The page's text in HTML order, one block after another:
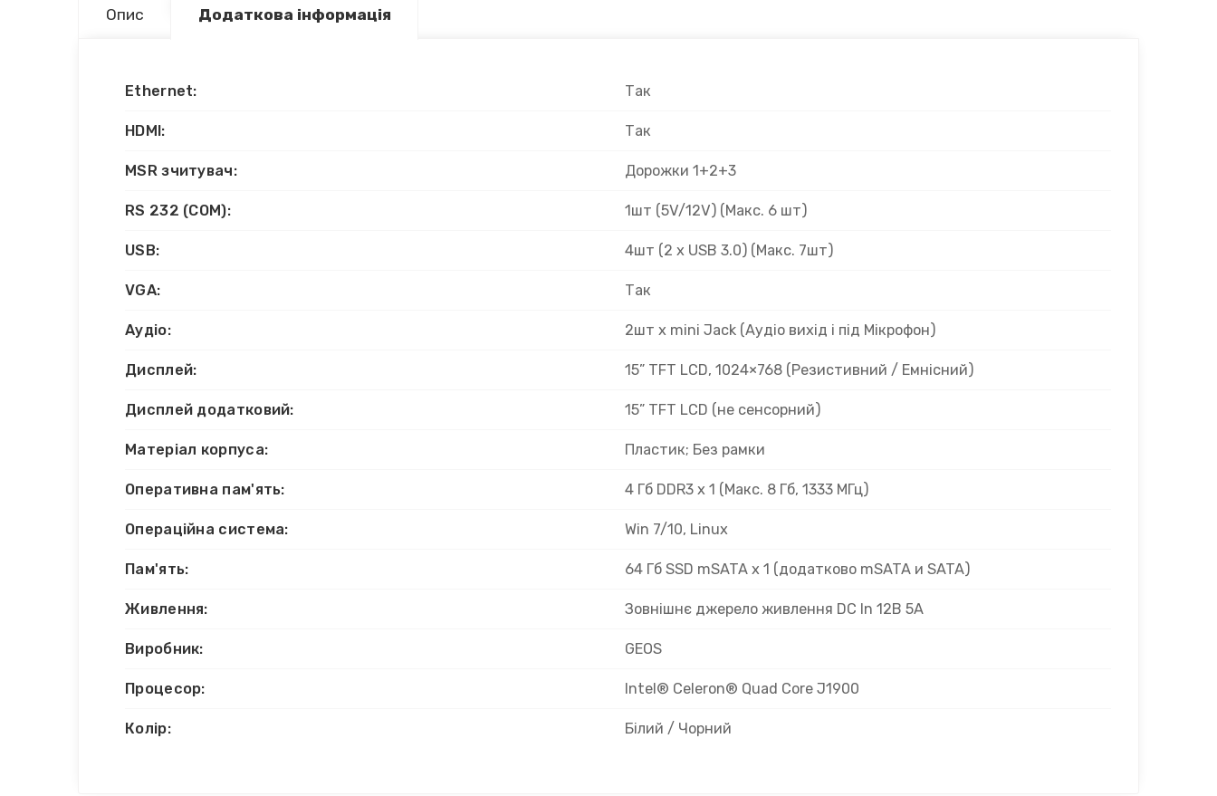
Опис Додаткова інформація
Ethernet: Так
HDMI: Так
MSR зчитувач: Дорожки 1+2+3
RS 232 (COM): 1шт (5V/12V) (Макс. 6 шт)
USB: 4шт (2 x USB 3.0) (Макс. 7шт)
VGA: Так
Аудіо: 2шт х mini Jack (Аудіо вихід і під Мікрофон)
Дисплей: 15” TFT LCD, 1024×768 (Резистивний / Емнісний)
Дисплей додатковий: 15” TFT LCD (не сенсорний)
Матеріал корпуса: Пластик; Без рамки
Оперативна пам'ять: 4 Гб DDR3 х 1 (Макс. 8 Гб, 1333 МГц)
Операційна система: Win 7/10, Linux
Пам'ять: 64 Гб SSD mSATA x 1 (додатково mSATA и SATA)
Живлення: Зовнішнє джерело живлення DC In 12В 5A
Виробник: GEOS
Процесор: Intel® Celeron® Quad Core J1900
Колір: Білий / Чорний